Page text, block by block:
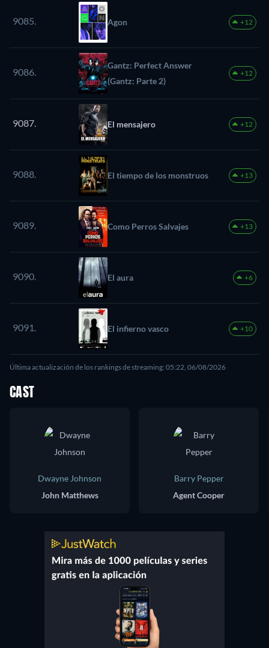
9085. Agon +12
9086.
Gantz: Perfect Answer
(Gantz: Parte 2)
+12
9087. El mensajero +12
9088. El tiempo de los monstruos +13
9089. Como Perros Salvajes +13
9090. El aura +6
9091. El infierno vasco +10
Última actualización de los rankings de streaming: 05:22, 06/08/2026
CAST
Dwayne Johnson
John Matthews
Barry Pepper
Agent Cooper